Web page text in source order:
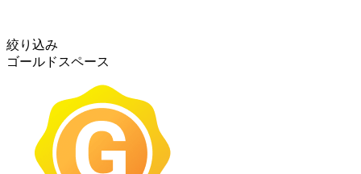
絞り込み
ゴールドスペース